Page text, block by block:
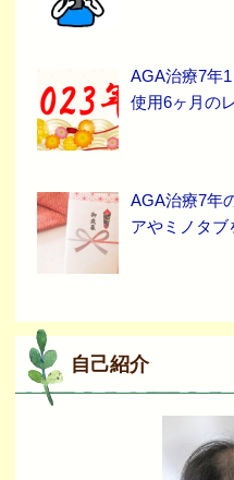
AGA治療7年
使用6ヶ月の
AGA治療7年
アやミノタ
自己紹介